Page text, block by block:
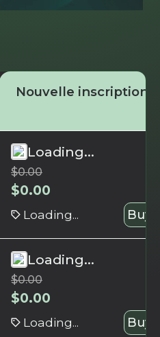
Nouvelle inscription
Loading...
$0.00
$0.00
Loading... Buy
Loading...
$0.00
$0.00
Loading... Buy